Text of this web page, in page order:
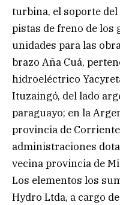
turbina, el soporte
pistas de freno de los
unidades para las
brazo Aña Cuá,
hidroeléctrico
Ituzaingó, del lado
paraguayo; en la
provincia de
administraciones
vecina provincia de
Los elementos los
Hydro Ltda, a cargo